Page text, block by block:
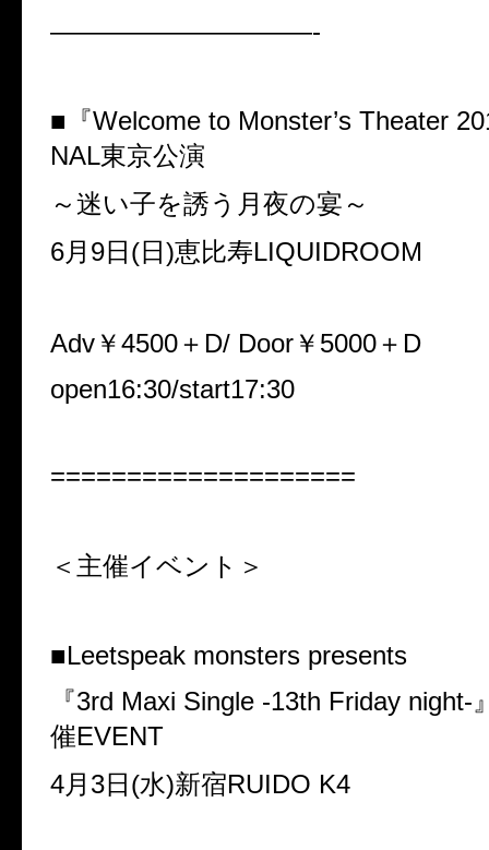
——————————-
■『Welcome to Monster’s Theater
NAL東京公演
～迷い子を誘う月夜の宴～
6月9日(日)恵比寿LIQUIDROOM
Adv￥4500＋D/ Door￥5000＋D
open16:30/start17:30
====================
＜主催イベント＞
■Leetspeak monsters presents
『3rd Maxi Single -13th Friday night-
催EVENT
4月3日(水)新宿RUIDO K4